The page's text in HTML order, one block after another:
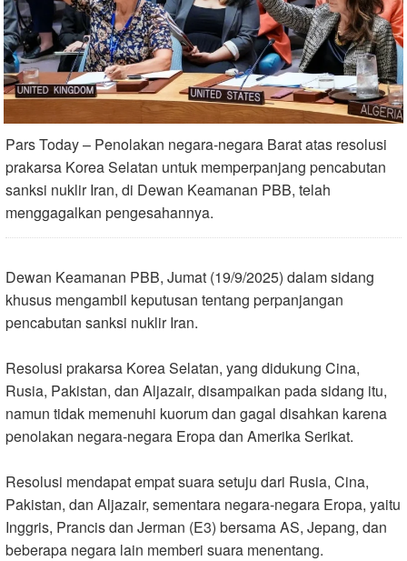
Pars Today – Penolakan negara-negara Barat atas resolusi
prakarsa Korea Selatan untuk memperpanjang pencabutan
sanksi nuklir Iran, di Dewan Keamanan PBB, telah
menggagalkan pengesahannya.
Dewan Keamanan PBB, Jumat (19/9/2025) dalam sidang
khusus mengambil keputusan tentang perpanjangan
pencabutan sanksi nuklir Iran.
Resolusi prakarsa Korea Selatan, yang didukung Cina,
Rusia, Pakistan, dan Aljazair, disampaikan pada sidang itu,
namun tidak memenuhi kuorum dan gagal disahkan karena
penolakan negara-negara Eropa dan Amerika Serikat.
Resolusi mendapat empat suara setuju dari Rusia, Cina,
Pakistan, dan Aljazair, sementara negara-negara Eropa, yaitu
Inggris, Prancis dan Jerman (E3) bersama AS, Jepang, dan
beberapa negara lain memberi suara menentang.